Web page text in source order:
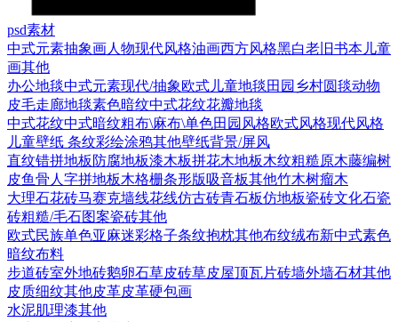
psd素材
中式元素抽象画人物现代风格油画西方风格黑白老旧书本 儿童
画其他
办公地毯中式元素现代/抽象欧式 儿童地毯 田园乡村圆毯动物
皮毛走廊地毯素色暗纹中式花纹花瓣地毯
中式花纹中式暗纹粗布\麻布\单色田园风格欧式风格现代风格
儿童壁纸 条纹彩绘涂鸦其他壁纸背景/屏风
直纹错拼地板 防腐地板漆木板拼花木地板木纹粗糙原木藤编树
皮鱼骨人字拼地板木格栅条形版吸音板其他竹木树瘤木
大理石花砖马赛克墙线花线仿古砖青石板仿地板瓷砖文化石瓷
砖粗糙/毛石图案瓷砖其他
欧式民族单色亚麻迷彩格子条纹抱枕其他布纹绒布新中式素色
暗纹布料
步道砖室外地砖鹅卵石草皮砖草皮屋顶瓦片砖墙外墙石材其他
皮质细纹其他皮革皮革硬包画
水泥肌理漆其他